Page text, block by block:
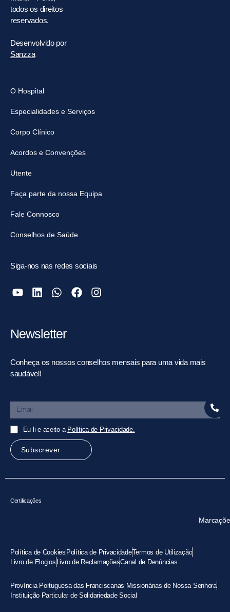
todos os direitos
reservados.
Desenvolvido por
Sanzza
O Hospital
Especialidades e Serviços
Corpo Clínico
Acordos e Convenções
Utente
Faça parte da nossa Equipa
Fale Connosco
Conselhos de Saúde
Siga-nos nas redes sociais
Newsletter
Conheça os nossos conselhos mensais para uma vida mais
saudável!
Eu li e aceito a Política de Privacidade.
Subscrever
Certificações
Política de Cookies Política de PrivacidadeTermos de Utilização
Livro de Elogios Livro de ReclamaçõesCanal de Denúncias
Província Portuguesa das Franciscanas Missionárias de Nossa Senhora
Instituição Particular de Solidariedade Social